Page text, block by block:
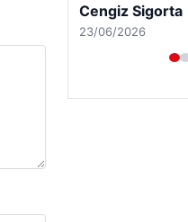
Hastaş Beton
26/05/2026